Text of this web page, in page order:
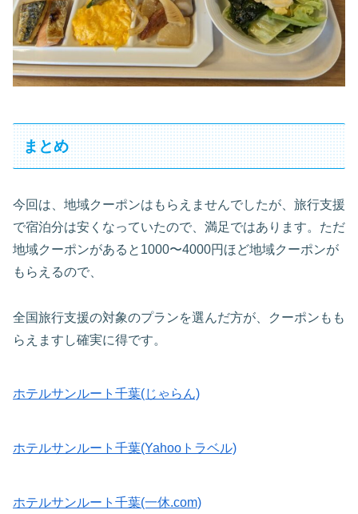
まとめ
今回は、地域クーポンはもらえませんでしたが、旅行支援
で宿泊分は安くなっていたので、満足ではあります。ただ
地域クーポンがあると1000〜4000円ほど地域クーポンが
もらえるので、
全国旅行支援の対象のプランを選んだ方が、クーポンもも
らえますし確実に得です。
ホテルサンルート千葉(じゃらん)
ホテルサンルート千葉(Yahooトラベル)
ホテルサンルート千葉(一休.com)